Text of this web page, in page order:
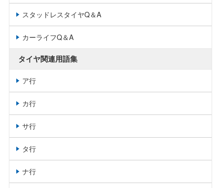
スタッドレスタイヤQ＆A
カーライフQ＆A
タイヤ関連用語集
ア行
カ行
サ行
タ行
ナ行